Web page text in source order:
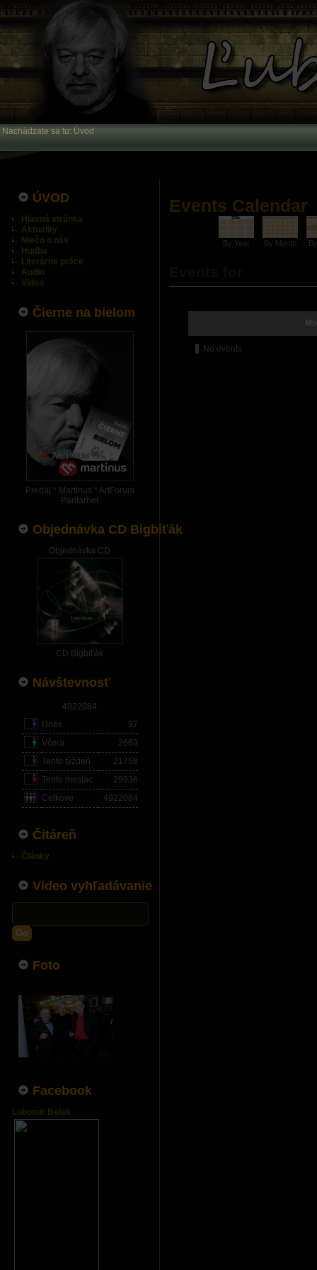
Nachádzate sa tu: Úvod
ÚVOD
Hlavná stránka
Aktuality
Niečo o nás
Hudba
Literárne práce
Audio
Video
Čierne na bielom
Predaj * Martinus * ArtForum
Pantarhei
Objednávka CD Bigbíťák
Objednávka CD
CD Bigbíťák
Návštevnosť
4922084
Dnes
97
Včera
2669
Tento týždeň
21758
Tento mesiac
29936
Celkove
4922084
Čitáreň
Články
Video vyhľadávanie
Go
Foto
Facebook
Lubomir Belak
Events Calendar
By Year By Month
No events